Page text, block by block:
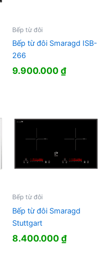
Bếp từ đôi
Bếp từ đôi Smaragd ISB-
266
9.900.000₫
Bếp từ đôi
Bếp từ đôi Smaragd
Stuttgart
8.400.000₫